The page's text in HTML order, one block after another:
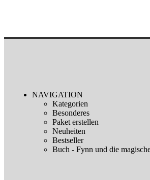
NAVIGATION
Kategorien
Besonderes
Paket erstellen
Neuheiten
Bestseller
Buch - Fynn und die